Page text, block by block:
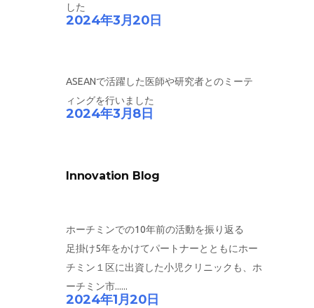
した
2024年3月20日
ASEANで活躍した医師や研究者とのミーテ
ィングを行いました
2024年3月8日
Innovation Blog
ホーチミンでの10年前の活動を振り返る
足掛け5年をかけてパートナーとともにホー
チミン１区に出資した小児クリニックも、ホ
ーチミン市......
2024年1月20日